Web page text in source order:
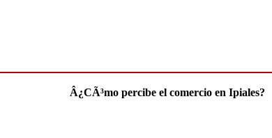
Â¿CÃ³mo percibe el comercio en Ipiales?